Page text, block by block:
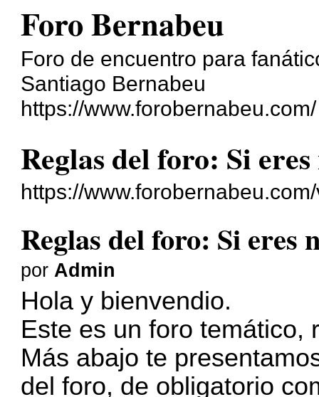
Foro Bernabeu
Foro de encuentro para
Santiago Bernabeu
https://www.forobernabeu.com/
Reglas del foro: Si
https://
Reglas del foro: Si eres
por Admin
Hola y bienvendio.
Este es un foro temático,
Más abajo te
del foro, de obligatorio